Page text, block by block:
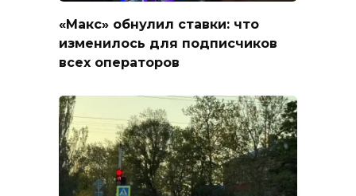
«Макс» обнулил ставки: что
изменилось для подписчиков
всех операторов